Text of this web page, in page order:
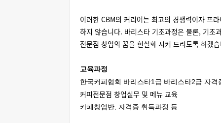
이러한 CBM의 커리어는 최고의 경쟁력이자 프
하지 않습니다. 바리스타 기초과정은 물론, 기초
전문점 창업의 꿈을 현실화 시켜 드리도록 하겠
교육과정
한국커피협회 바리스타1급 바리스타2급 자격
커피전문점 창업실무 및 메뉴 교육
카페창업반, 자격증 취득과정 등